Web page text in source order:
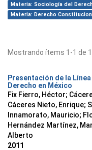
Materia: Sociología del
Materia: Derecho
Mostrando ítems 1-1 de 1
Presentación de la
Derecho en México
Fix Fierro, Héctor;
Cáceres Nieto, Enrique;
Innamorato, Mauricio;
Hernández Martínez,
Alberto
2011